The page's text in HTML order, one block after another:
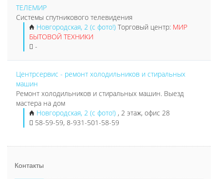
ТЕЛЕМИР
Системы спутникового телевидения
Новгородская, 2 (с фото!) Торговый центр: МИР
БЫТОВОЙ ТЕХНИКИ
-
Центрсервис - ремонт холодильников и стиральных
машин
Ремонт холодильников и стиральных машин. Выезд
мастера на дом
Новгородская, 2 (с фото!) , 2 этаж, офис 28
58-59-59, 8-931-501-58-59
Контакты